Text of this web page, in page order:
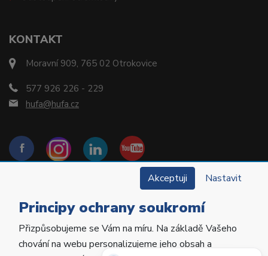
KONTAKT
Moravní 909, 765 02 Otrokovice
577 926 226 - 229
hufa@hufa.cz
Copyright © 2022 Hu-Fa Dental a.s. Všechna práva
vyhrazena.
Akceptuji Nastavit
Principy ochrany soukromí
Přizpůsobujeme se Vám na míru. Na základě Vašeho
chování na webu personalizujeme jeho obsah a
Potřebujete poradit?Zeptejte se našeho